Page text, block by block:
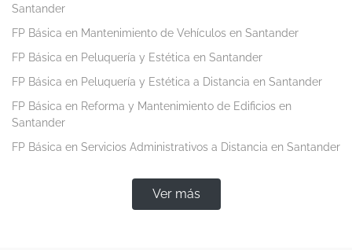
Santander
FP Básica en Mantenimiento de Vehículos en Santander
FP Básica en Peluquería y Estética en Santander
FP Básica en Peluquería y Estética a Distancia en Santander
FP Básica en Reforma y Mantenimiento de Edificios en
Santander
FP Básica en Servicios Administrativos a Distancia en Santander
Ver más